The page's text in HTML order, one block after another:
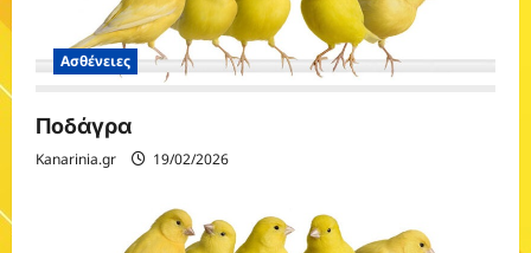
i
Ασθένειες
Ποδάγρα
Kanarinia.gr 19/02/2026